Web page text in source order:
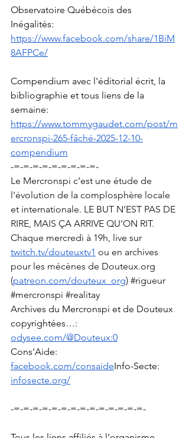
Observatoire Québécois des
Inégalités:
https://www.facebook.com/share/1BiM
8AFPCe/
Compendium avec l'éditorial écrit, la
bibliographie et tous liens de la
semaine:
https://www.tommygaudet.com/post/m
ercronspi-265-fâché-2025-12-10-
compendium
-=-=-=-=-=-=-=-=-=-
Le Mercronspi c’est une étude de
l’évolution de la complosphère locale
et internationale. LE BUT N’EST PAS DE
RIRE, MAIS ÇA ARRIVE QU’ON RIT.
Chaque mercredi à 19h, live sur
twitch.tv/douteuxtv1 ou en archives
pour les mécènes de Douteux.org
(patreon.com/douteux_org) #rigueur
#mercronspi #realitay
Archives du Mercronspi et de Douteux
copyrightées…:
odysee.com/@Douteux:0
Cons’Aide:
facebook.com/consaideInfo-Secte:
infosecte.org/
-=-=-=-=-=-=-=-=-=-=-=-=-=-=-